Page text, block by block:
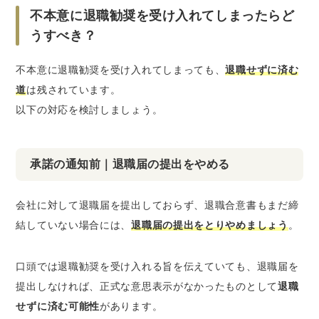
不本意に退職勧奨を受け入れてしまったらど
うすべき？
不本意に退職勧奨を受け入れてしまっても、退職せずに済む
道は残されています。
以下の対応を検討しましょう。
承諾の通知前｜退職届の提出をやめる
会社に対して退職届を提出しておらず、退職合意書もまだ締
結していない場合には、退職届の提出をとりやめましょう。
口頭では退職勧奨を受け入れる旨を伝えていても、退職届を
提出しなければ、正式な意思表示がなかったものとして退職
せずに済む可能性があります。